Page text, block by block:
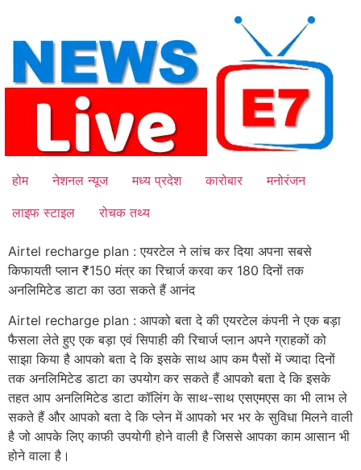
content
होम नेशनल न्यूज मध्य प्रदेश कारोबार
मनोरंजन
लाइफ स्टाइल
रोचक तथ्य
Airtel recharge plan : एयरटेल ने लांच कर दिया अपना सबसे
किफायती प्लान ₹150 मंत्र का रिचार्ज करवा कर 180 दिनों तक
अनलिमिटेड डाटा का उठा सकते हैं आनंद
Airtel recharge plan : आपको बता दे की एयरटेल कंपनी ने एक बड़ा
फैसला लेते हुए एक बड़ा एवं सिपाही की रिचार्ज प्लान अपने ग्राहकों को
साझा किया है आपको बता दे कि इसके साथ आप कम पैसों में ज्यादा दिनों
तक अनलिमिटेड डाटा का उपयोग कर सकते हैं आपको बता दे कि इसके
तहत आप अनलिमिटेड डाटा कॉलिंग के साथ-साथ एसएमएस का भी लाभ ले
सकते हैं और आपको बता दे कि प्लेन में आपको भर भर के सुविधा मिलने वाली
है जो आपके लिए काफी उपयोगी होने वाली है जिससे आपका काम आसान भी
होने वाला है।